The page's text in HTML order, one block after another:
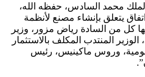
محمد السادس، حفظه الله،
يتعلق بإنشاء مصنع لأنظمة
كل من السادة رياض مزور، وزير
الوزير المنتدب المكلف بالاستثمار
وروس ماكينيس، رئيس